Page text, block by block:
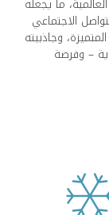
الاجتماعي
وجاذبيته
وفرصة